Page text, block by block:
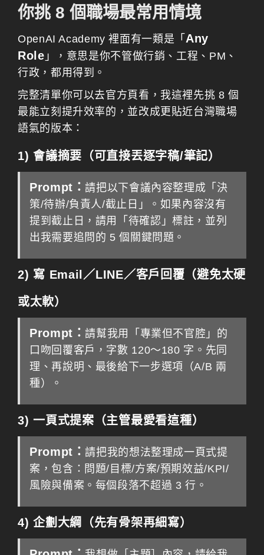
你挑 8 個職場最常用情境
OpenAI Academy 裡面有一類是「 Any
Role 」，意思是你不管做行銷、工程、PM、
行政，都用得到。
完整清單你可以去官方頁看，我這裡先挑 8 個
最能立刻提升效率的，並改成更貼近台灣職場
語氣的版本：
1) 會議摘要（可直接丟逐字稿/筆記）
Prompt：請把以下會議內容整理成「決
策/待辦/負責人/截止日」。如果內容沒有
提到截止日，請用「待確認」標註，並列
出我需要追問的 5 個關鍵問題。
2) 寫 Email／LINE／客戶回覆（避免太硬
或太軟）
Prompt：請幫我用「專業但不官腔」的
口吻回覆客戶，字數 120～180 字。先同
理、再說明、最後給下一步選項（A/B 兩
種）。
3) 一頁式提案（主管最愛看這種）
Prompt：請把我的想法整理成一頁式提
案，包含：問題/目標/方案/預期效益/KPI/
風險與備案。每個段落不超過 3 行。
4) 企劃大綱（先有骨架再細寫）